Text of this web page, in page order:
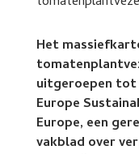
Het
uitgeroepen tot
Europe
Europe, een
vakblad over